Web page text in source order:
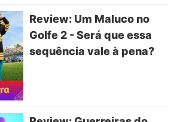
Review: Um Maluco no
Golfe 2 - Será que essa
sequência vale à pena?